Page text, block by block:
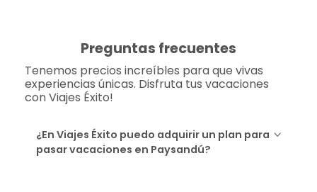
Preguntas frecuentes
Tenemos precios increíbles para que vivas
experiencias únicas. Disfruta tus vacaciones
con Viajes Éxito!
¿En Viajes Éxito puedo adquirir un plan para
pasar vacaciones en Paysandú?